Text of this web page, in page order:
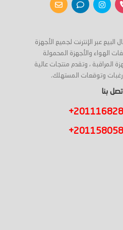
عبر الإنترنت لجميع الأجهزة
الهواء والأجهزة المحمولة
المراقبة ، وتقدم منتجات عالية
رغبات وتوقعات المستهلك.
اتصل بنا